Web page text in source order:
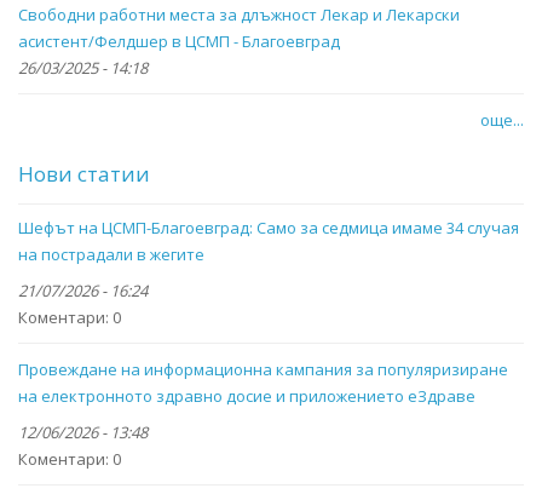
Свободни работни места за длъжност Лекар и Лекарски
асистент/Фелдшер в ЦСМП - Благоевград
26/03/2025 - 14:18
още...
Нови статии
Шефът на ЦСМП-Благоевград: Само за седмица имаме 34 случая
на пострадали в жегите
21/07/2026 - 16:24
Коментари: 0
Провеждане на информационна кампания за популяризиране
на електронното здравно досие и приложението eЗдраве
12/06/2026 - 13:48
Коментари: 0